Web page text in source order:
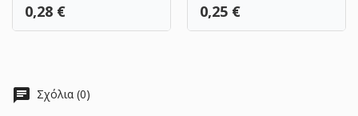
Τιμή
0,28 € Τιμή
0,25 €
chat Σχόλια (0)